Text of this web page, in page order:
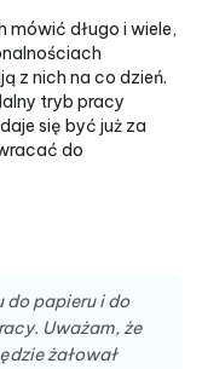
mówić długo i wiele,
z nich na co dzień.
tryb pracy
się być już za
do
do papieru i do
Uważam, że
żałował